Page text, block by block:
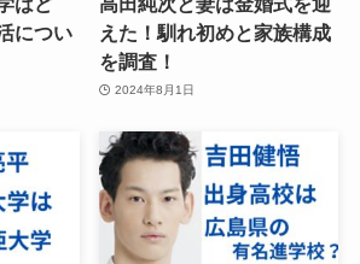
につい
えた！馴れ初めと家族構成
を調査！
2024年8月1日